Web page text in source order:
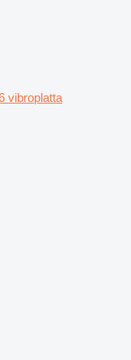
vibroplatta